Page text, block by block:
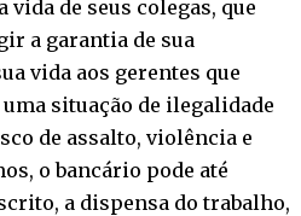
de seus colegas, que
a garantia de sua
vida aos gerentes que
situação de ilegalidade
de assalto, violência e
o bancário pode até
a dispensa do trabalho,